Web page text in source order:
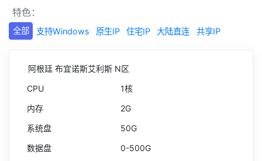
特色：
全部 支持Windows 原生IP 住宅IP 大陆直连 共享IP
阿根廷 布宜诺斯艾利斯 N区
1核
2G
50G
0-500G